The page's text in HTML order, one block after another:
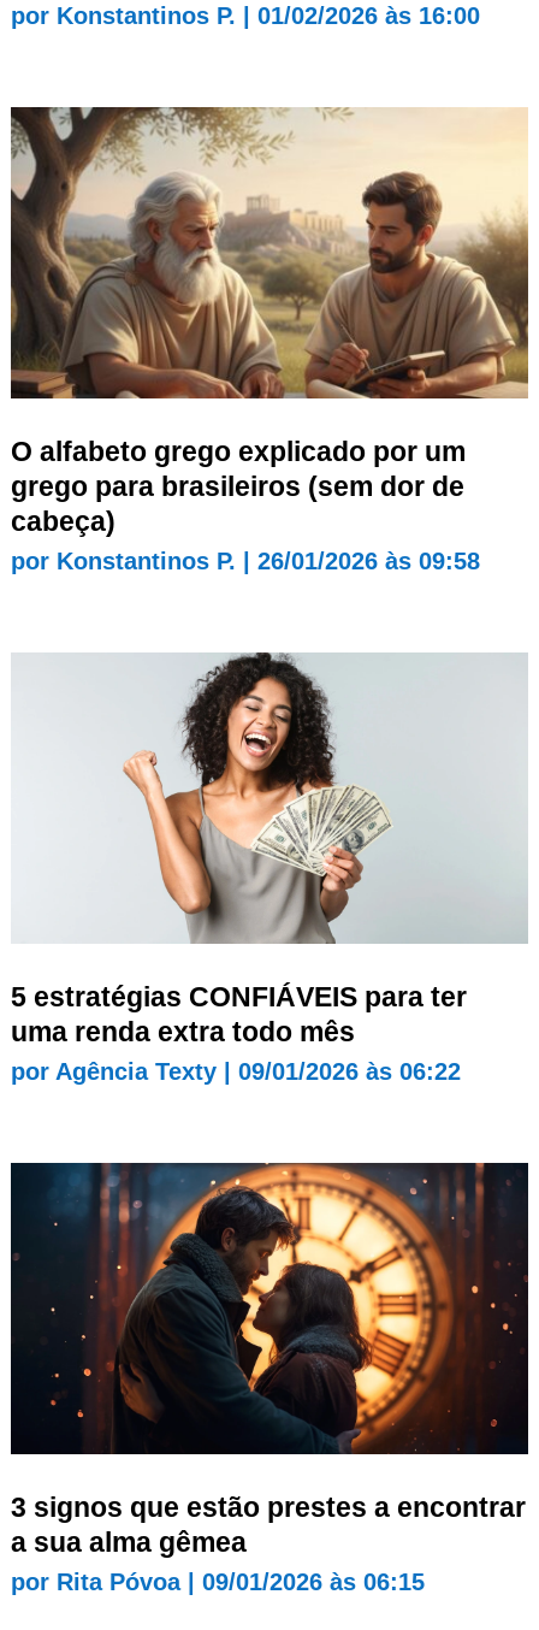
por Konstantinos P. 01/02/2026 às 16:00
O alfabeto grego explicado por um
grego para brasileiros (sem dor de
cabeça)
por Konstantinos P. 26/01/2026 às 09:58
5 estratégias CONFIÁVEIS para ter
uma renda extra todo mês
por Agência Texty| 09/01/2026 às 06:22
3 signos que estão prestes a encontrar
a sua alma gêmea
por Rita Póvoa| 09/01/2026 às 06:15